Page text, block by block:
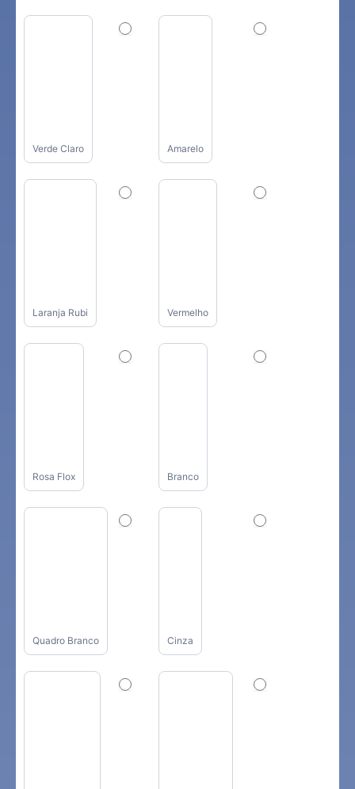
Verde Claro Amarelo
Laranja Rubi Vermelho
Rosa Flox Branco
Quadro Branco Cinza